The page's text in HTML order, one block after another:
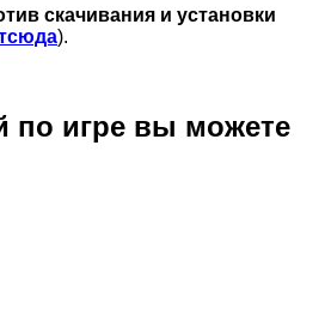
скачивания и установки
).
по игре вы можете